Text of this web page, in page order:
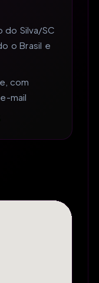
do Silva/SC
o Brasil e
com
mail